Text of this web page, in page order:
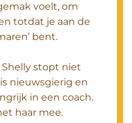
voelt, om
totdat je aan de
bent.
Shelly stopt niet
nieuwsgierig en
in een coach.
haar mee.